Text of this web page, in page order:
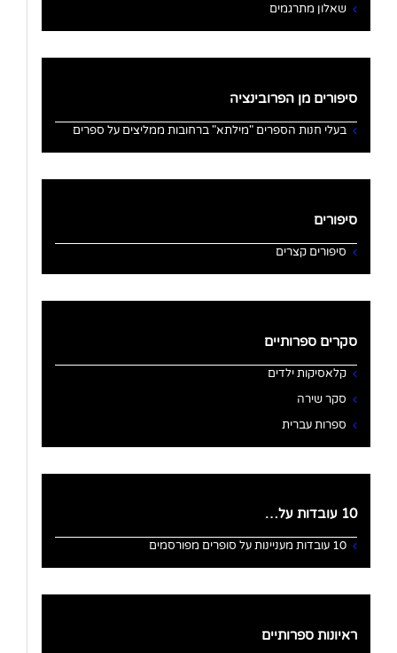
שאלון מתרגמים
סיפורים מן הפרובינציה
בעלי חנות הספרים "מילתא" ברחובות ממליצים על ספרים
סיפורים
סיפורים קצרים
סקרים ספרותיים
קלאסיקות ילדים
סקר שירה
ספרות עברית
10 עובדות על…
10 עובדות מעניינות על סופרים מפורסמים
ראיונות ספרותיים